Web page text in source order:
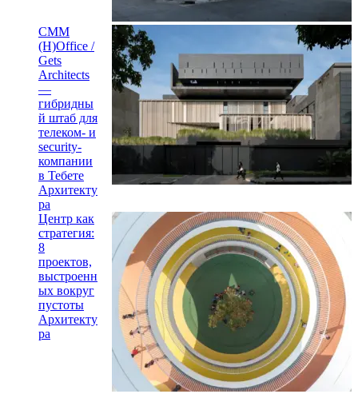
CMM
(H)Office /
Gets
Architects
—
гибридны
й штаб для
телеком- и
security-
компании
в Тебете
Архитекту
ра
Центр как
стратегия:
8
проектов,
выстроенн
ых вокруг
пустоты
Архитекту
ра